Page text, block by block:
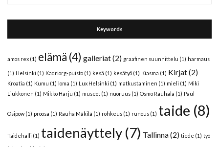
Keywords
amos rex (1) elämä (4) galleriat(2) graafinen suunnittelu (1) harmaus
(1) Helsinki (1) Kadriorg-puisto (1) kesä (1) kesätyö (1) Kiasma (1) Kirjat(2)
Kroatia (1) Kumu (1) loma (1) Lux Helsinki (1) matkustaminen (1) mieli (1) Miki
Liukkonen (1) Mikko Harju (1) museot (1) nuoruus (1) Osmo Rauhala (1) Paul
Osipow (1) proosa (1) Rauha Mäkilä (1) rohkeus (1) runous (1) taide (8)
Taidehalli (1) taidenäyttely (7) Tallinna(2) tiede (1) työ